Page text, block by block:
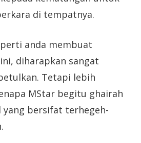
di tempatnya.
anda membuat
diharapkan sangat
Tetapi lebih
MStar begitu ghairah
yang bersifat terhegeh-